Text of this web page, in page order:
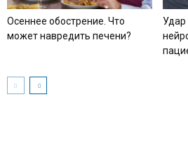
Осеннее обострение. Что
может навредить печени?
Удар